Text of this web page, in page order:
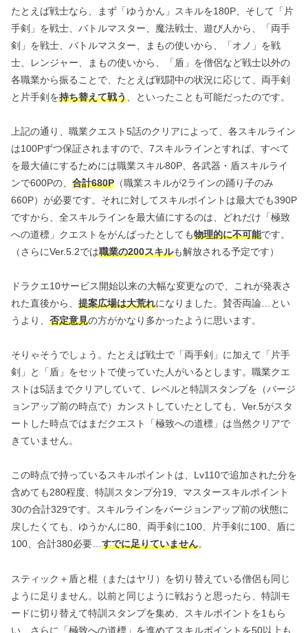
たとえば戦士なら、まず「ゆうかん」スキルを180P、そして「片
手剣」を戦士、バトルマスター、魔法戦士、遊び人から、「両手
剣」を戦士、バトルマスター、まもの使いから、「オノ」を戦
士、レンジャー、まもの使いから、「盾」を僧侶など戦士以外の
各職業から振ることで、たとえば戦闘中の状況に応じて、両手剣
と片手剣を持ち替えて戦う 、といったことも可能だったのです。
上記の通り、職業クエスト5話のクリアによって、各スキルライン
は100Pずつ保証されますので、7スキルラインとすれば、すべて
を最大値にするためには職業スキル80P、各武器・盾スキルライ
ンで600Pの、 合計680P （職業スキルが2ラインの踊り子のみ
660P）が必要です。それに対してスキルポイントは最大でも390P
ですから、全スキルラインを最大値にするのは、どれだけ「極致
への道標」クエストをがんばったとしても物理的に不可能です。
（さらにVer.5.2では職業の200スキルも解放される予定です）
ドラクエ10サービス開始以来の大幅な変更なので、これが発表さ
れた直後から、 提案広場は大荒れになりました。賛否両論…とい
うより、 否定意見の方がかなり多かったように思います。
そりゃそうでしょう。たとえば戦士で「両手剣」に加えて「片手
剣」と「盾」をセットで使っていた人がいるとします。職業クエ
ストは5話までクリアしていて、レベルと特訓スタンプを（バージ
ョンアップ前の時点で）カンストしていたとしても、Ver.5がスタ
ートした時点ではまだクエスト「極致への道標」は当然クリアで
きていません。
この時点で持っているスキルポイントは、Lv110で追加された分を
含めても280程度、特訓スタンプ分19、マスタースキルポイント
30の合計329です。スキルラインをバージョンアップ前の状態に
戻したくても、ゆうかんに80、両手剣に100、片手剣に100、盾に
100、合計380必要…すでに足りていません。
スティック＋盾と棍（またはヤリ）を切り替えている僧侶も同じ
ように足りません。以前と同じように戦おうと思ったら、特訓モ
ードに切り替えて特訓スタンプを集め、スキルポイントを1もら
い、さらに「極致への道標」を進めてスキルポイントを50以上も